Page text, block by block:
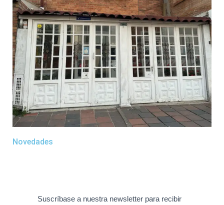
Novedades
Suscríbase a nuestra newsletter para recibir